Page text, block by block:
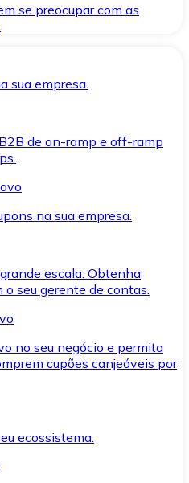
se preocupar com as
sua empresa.
de on-ramp e off-ramp
na sua empresa.
escala. Obtenha
seu gerente de contas.
no seu negócio e permita
cupões canjeáveis por
ecossistema.